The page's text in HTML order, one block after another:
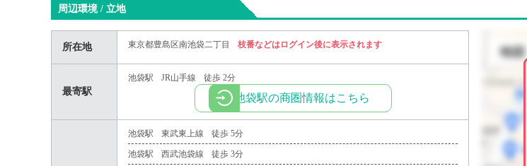
周辺環境 / 立地
所在地 東京都豊島区南池袋二丁目 枝番などはログイン後に表示されます
最寄駅
池袋駅 JR山手線 徒歩 2分
池袋駅の商圏情報はこちら
池袋駅 東武東上線 徒歩 5分
池袋駅 西武池袋線 徒歩 3分